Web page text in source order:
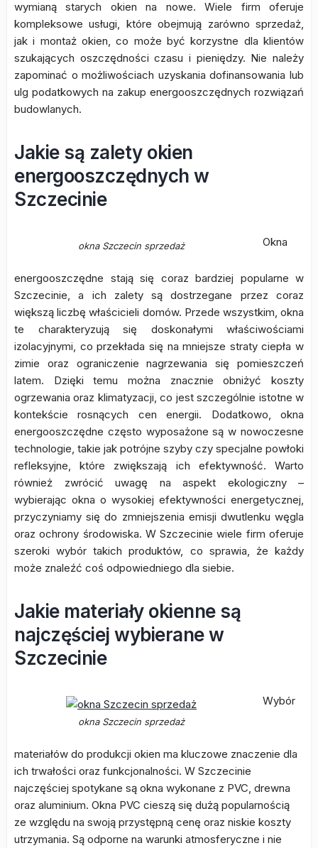
wymianą starych okien na nowe. Wiele firm oferuje
kompleksowe usługi, które obejmują zarówno sprzedaż,
jak i montaż okien, co może być korzystne dla klientów
szukających oszczędności czasu i pieniędzy. Nie należy
zapominać o możliwościach uzyskania dofinansowania lub
ulg podatkowych na zakup energooszczędnych rozwiązań
budowlanych.
Jakie są zalety okien
energooszczędnych w
Szczecinie
okna Szczecin sprzedaż Okna
energooszczędne stają się coraz bardziej popularne w
Szczecinie, a ich zalety są dostrzegane przez coraz
większą liczbę właścicieli domów. Przede wszystkim, okna
te charakteryzują się doskonałymi właściwościami
izolacyjnymi, co przekłada się na mniejsze straty ciepła w
zimie oraz ograniczenie nagrzewania się pomieszczeń
latem. Dzięki temu można znacznie obniżyć koszty
ogrzewania oraz klimatyzacji, co jest szczególnie istotne w
kontekście rosnących cen energii. Dodatkowo, okna
energooszczędne często wyposażone są w nowoczesne
technologie, takie jak potrójne szyby czy specjalne powłoki
refleksyjne, które zwiększają ich efektywność. Warto
również zwrócić uwagę na aspekt ekologiczny –
wybierając okna o wysokiej efektywności energetycznej,
przyczyniamy się do zmniejszenia emisji dwutlenku węgla
oraz ochrony środowiska. W Szczecinie wiele firm oferuje
szeroki wybór takich produktów, co sprawia, że każdy
może znaleźć coś odpowiedniego dla siebie.
Jakie materiały okienne są
najczęściej wybierane w
Szczecinie
okna Szczecin sprzedaż
Wybór
materiałów do produkcji okien ma kluczowe znaczenie dla
ich trwałości oraz funkcjonalności. W Szczecinie
najczęściej spotykane są okna wykonane z PVC, drewna
oraz aluminium. Okna PVC cieszą się dużą popularnością
ze względu na swoją przystępną cenę oraz niskie koszty
utrzymania. Są odporne na warunki atmosferyczne i nie